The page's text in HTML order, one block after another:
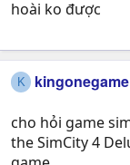
hoài ko được
K kingonegame
cho hỏi game
the SimCity 4